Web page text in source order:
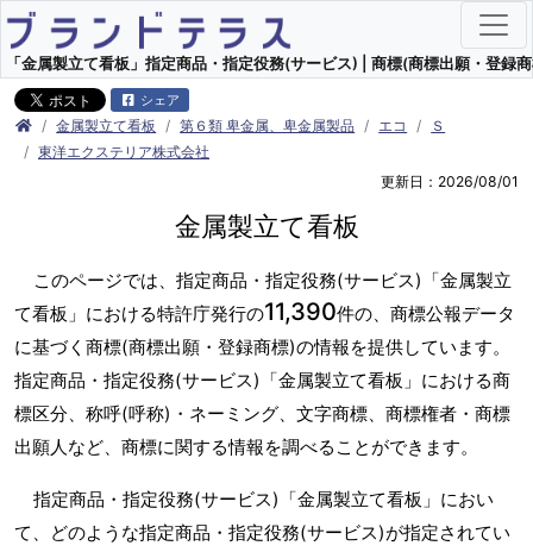
「金属製立て看板」指定商品・指定役務(サービス) | 商標(商標出願・登録
シェア
金属製立て看板 第６類 卑金属、卑金属製品 エコ
Ｓ
東洋エクステリア株式会社
更新日：2026/08/01
金属製立て看板
このページでは、指定商品・指定役務(サービス)「金属製立
て看板」における特許庁発行の11,390件の、商標公報データ
に基づく商標(商標出願・登録商標)の情報を提供しています。
指定商品・指定役務(サービス)「金属製立て看板」における商
標区分、称呼(呼称)・ネーミング、文字商標、商標権者・商標
出願人など、商標に関する情報を調べることができます。
指定商品・指定役務(サービス)「金属製立て看板」におい
て、どのような指定商品・指定役務(サービス)が指定されてい